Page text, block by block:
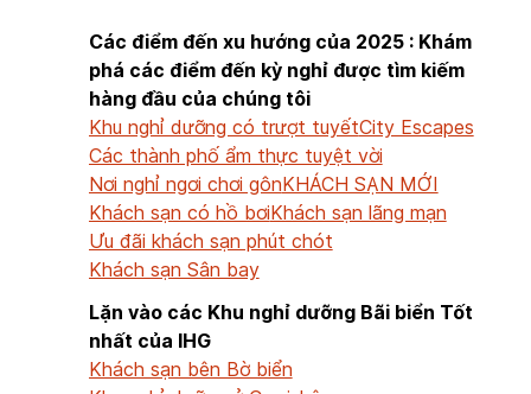
Các điểm đến xu hướng của 2025 : Khám
phá các điểm đến kỳ nghỉ được tìm kiếm
hàng đầu của chúng tôi
Khu nghỉ dưỡng có trượt tuyếtCity Escapes
Các thành phố ẩm thực tuyệt vời
Nơi nghỉ ngơi chơi gônKHÁCH SẠN MỚI
Khách sạn có hồ bơiKhách sạn lãng mạn
Ưu đãi khách sạn phút chót
Khách sạn Sân bay
Lặn vào các Khu nghỉ dưỡng Bãi biển Tốt
nhất của IHG
Khách sạn bên Bờ biển